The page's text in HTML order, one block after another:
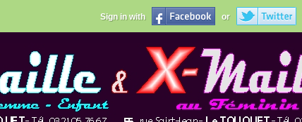
Sign in with or